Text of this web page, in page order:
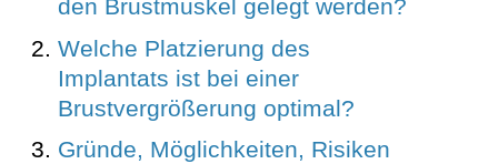
den Brustmuskel gelegt werden?
Welche Platzierung des
Implantats ist bei einer
Brustvergrößerung optimal?
Gründe, Möglichkeiten, Risiken